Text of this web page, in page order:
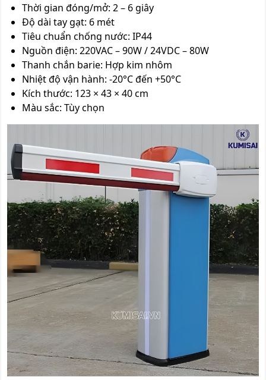
Thời gian đóng/mở: 2 – 6 giây
Độ dài tay gạt: 6 mét
Tiêu chuẩn chống nước: IP44
Nguồn điện: 220VAC – 90W / 24VDC – 80W
Thanh chắn barie: Hợp kim nhôm
Nhiệt độ vận hành: -20°C đến +50°C
Kích thước: 123 × 43 × 40 cm
Màu sắc: Tùy chọn